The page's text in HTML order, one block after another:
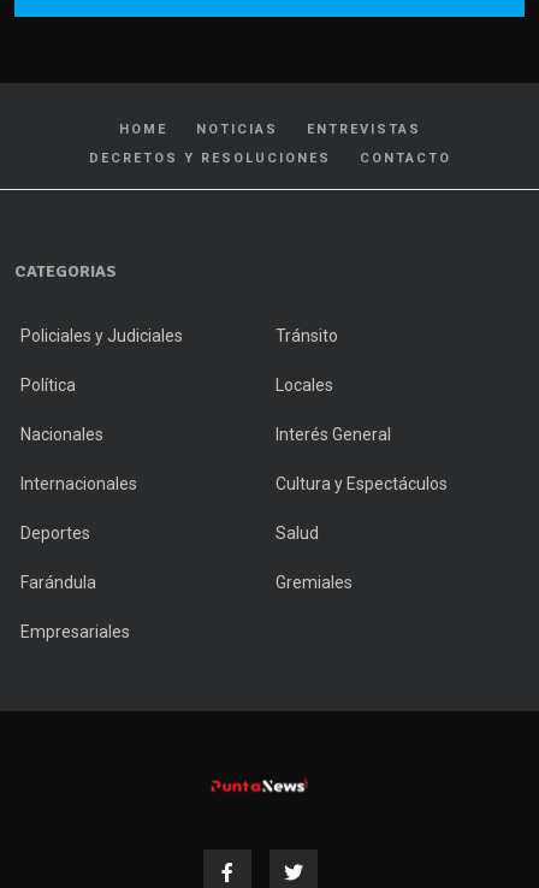
HOME NOTICIAS
ENTREVISTAS
DECRETOS Y RESOLUCIONES
CONTACTO
CATEGORIAS
Policiales y Judiciales Tránsito
Política Locales
Nacionales Interés General
Internacionales Cultura y Espectáculos
Deportes Salud
Farándula Gremiales
Empresariales